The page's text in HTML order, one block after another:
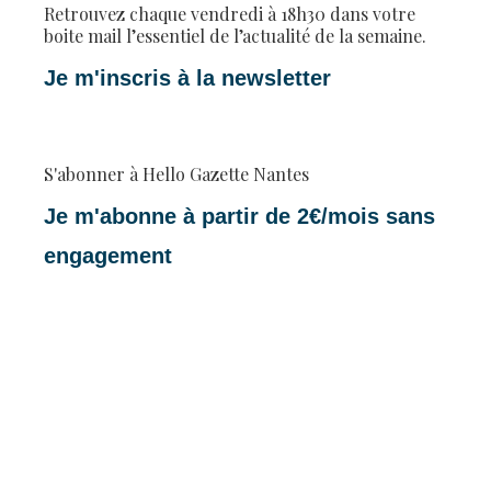
Retrouvez chaque vendredi à 18h30 dans votre
boite mail l’essentiel de l’actualité de la semaine.
Je m'inscris à la newsletter
S'abonner à Hello Gazette Nantes
Je m'abonne à partir de 2€/mois sans
engagement